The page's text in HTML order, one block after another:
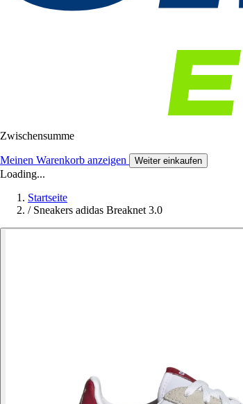
Zwischensumme
Meinen Warenkorb anzeigen Weiter einkaufen
Loading...
Startseite
/ Sneakers adidas Breaknet 3.0